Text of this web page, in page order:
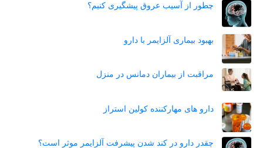
چطور از آسیب عروق پیشگیری کنیم؟
بهبود بیماری آلزایمر با دارو
مراقبت از بیماران دمانس در منزل
دارو های مهارکننده کولین استراز
چقدر دارو در کند شدن پیشرفت آلزایمر موثر است؟